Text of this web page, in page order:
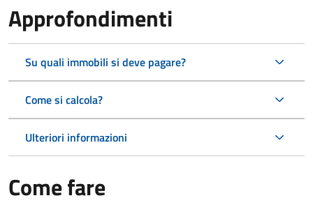
Approfondimenti
Su quali immobili si deve pagare?
Come si calcola?
Ulteriori informazioni
Come fare